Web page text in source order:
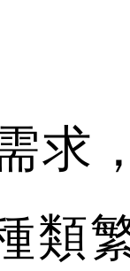
求
類